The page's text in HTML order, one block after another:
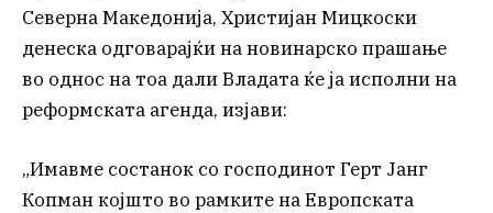
Северна Македонија, Христијан Мицкоски
денеска одговарајќи на новинарско прашање
во однос на тоа дали Владата ќе ја исполни на
реформската агенда, изјави:
„Имавме состанок со господинот Герт Јанг
Копман којшто во рамките на Европската